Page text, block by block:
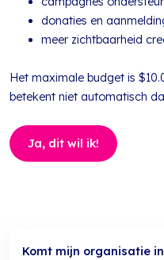
donaties en
meer zichtbaarheid
Het maximale budget is
betekent niet automatisch
Ja, dit wil ik!
Komt mijn organisatie